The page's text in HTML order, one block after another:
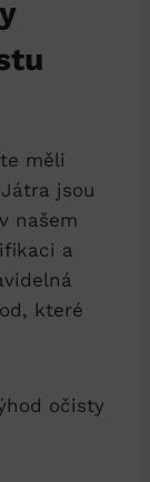
měli
jsou
našem
a⁤
které
očisty